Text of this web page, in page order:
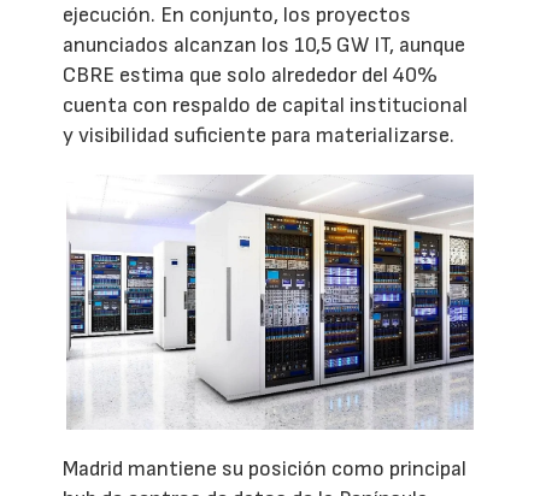
ejecución. En conjunto, los proyectos
anunciados alcanzan los 10,5 GW IT, aunque
CBRE estima que solo alrededor del 40%
cuenta con respaldo de capital institucional
y visibilidad suficiente para materializarse.
Madrid mantiene su posición como principal